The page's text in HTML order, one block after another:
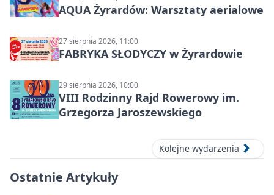
AQUA Żyrardów: Warsztaty aerialowe
27 sierpnia 2026, 11:00
FABRYKA SŁODYCZY w Żyrardowie
29 sierpnia 2026, 10:00
VIII Rodzinny Rajd Rowerowy im.
Grzegorza Jaroszewskiego
Kolejne wydarzenia
Ostatnie Artykuły